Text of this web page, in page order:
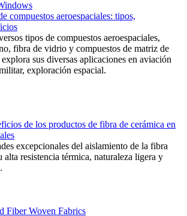
compuestos aeroespaciales: tipos,
tipos de compuestos aeroespaciales,
fibra de vidrio y compuestos de matriz de
sus diversas aplicaciones en aviación
exploración espacial.
de los productos de fibra de cerámica en
excepcionales del aislamiento de la fibra
alta resistencia térmica, naturaleza ligera y